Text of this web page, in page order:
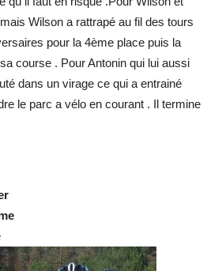
Wilson a rattrapé au fil des tours
pour la 4ème place puis la
course . Pour Antonin qui lui aussi
dans un virage ce qui a entrainé
le parc a vélo en courant . Il termine